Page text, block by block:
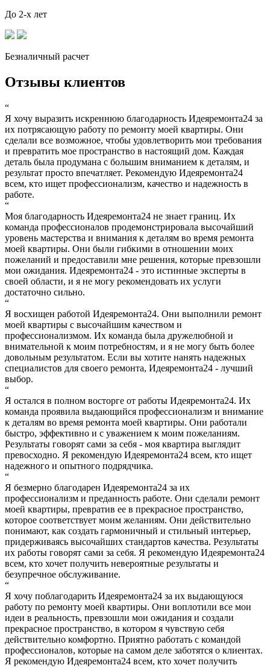
До 2-х лет
Безналичный расчет
Отзывы клиентов
“
Я хочу выразить искреннюю благодарность Идеяремонта24 за
их потрясающую работу по ремонту моей квартиры. Они
сделали все возможное, чтобы удовлетворить мои требования
и превратить мое пространство в настоящий дом. Каждая
деталь была продумана с большим вниманием к деталям, и
результат просто впечатляет. Рекомендую Идеяремонта24
всем, кто ищет профессионализм, качество и надежность в
работе.
“
Моя благодарность Идеяремонта24 не знает границ. Их
команда профессионалов продемонстрировала высочайший
уровень мастерства и внимания к деталям во время ремонта
моей квартиры. Они были гибкими в отношении моих
пожеланий и предоставили мне решения, которые превзошли
мои ожидания. Идеяремонта24 - это истинные эксперты в
своей области, и я не могу рекомендовать их услуги
достаточно сильно.
“
Я восхищен работой Идеяремонта24. Они выполнили ремонт
моей квартиры с высочайшим качеством и
профессионализмом. Их команда была дружелюбной и
внимательной к моим потребностям, и я не могу быть более
довольным результатом. Если вы хотите нанять надежных
специалистов для своего ремонта, Идеяремонта24 - лучший
выбор.
“
Я остался в полном восторге от работы Идеяремонта24. Их
команда проявила выдающийся профессионализм и внимание
к деталям во время ремонта моей квартиры. Они работали
быстро, эффективно и с уважением к моим пожеланиям.
Результаты говорят сами за себя - моя квартира выглядит
превосходно. Я рекомендую Идеяремонта24 всем, кто ищет
надежного и опытного подрядчика.
“
Я безмерно благодарен Идеяремонта24 за их
профессионализм и преданность работе. Они сделали ремонт
моей квартиры, превратив ее в прекрасное пространство,
которое соответствует моим желаниям. Они действительно
понимают, как создать гармоничный и стильный интерьер,
придерживаясь высочайших стандартов качества. Результаты
их работы говорят сами за себя. Я рекомендую Идеяремонта24
всем, кто хочет получить невероятные результаты и
безупречное обслуживание.
“
Я хочу поблагодарить Идеяремонта24 за их выдающуюся
работу по ремонту моей квартиры. Они воплотили все мои
идеи в реальность, превзошли мои ожидания и создали
прекрасное пространство, в котором я чувствую себя
действительно комфортно. Приятно работать с командой
профессионалов, которые на самом деле заботятся о клиентах.
Я рекомендую Идеяремонта24 всем, кто хочет получить